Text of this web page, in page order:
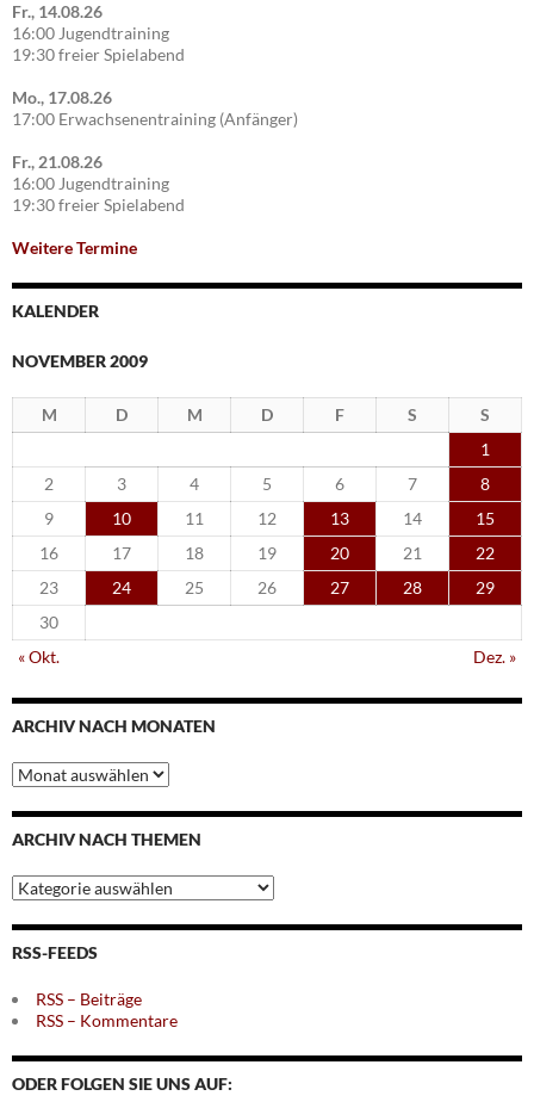
Fr., 14.08.26
16:00 Jugendtraining
19:30 freier Spielabend
Mo., 17.08.26
17:00 Erwachsenentraining (Anfänger)
Fr., 21.08.26
16:00 Jugendtraining
19:30 freier Spielabend
Weitere Termine
KALENDER
NOVEMBER 2009
M D M D F S
S
1
2
3 4 5 6 7
8
9
10 11 12 13 14
15
16
17 18 19 20 21
22
23
24 25 26 27 28
29
30
« Okt.
Dez. »
ARCHIV NACH MONATEN
Archiv
nach
Monaten
ARCHIV NACH THEMEN
Archiv
nach
Themen
RSS-FEEDS
RSS – Beiträge
RSS – Kommentare
ODER FOLGEN SIE UNS AUF: